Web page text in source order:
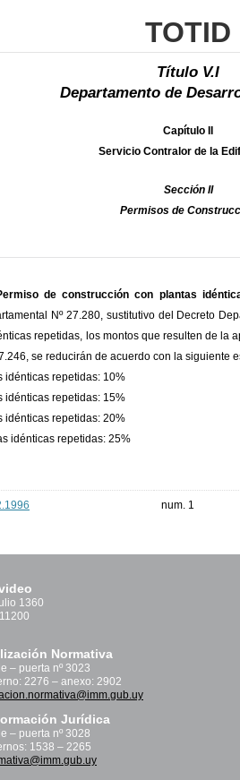
TOTID
Título V.I
Departamento de
Capítulo II
Servicio Contralor de la
Sección II
Permisos de
de construcción con plantas
Nº 27.280, sustitutivo del Decreto
repetidas, los montos que resulten de la
se reducirán de acuerdo con la siguiente
idénticas repetidas: 10%
idénticas repetidas: 15%
idénticas repetidas: 20%
idénticas repetidas: 25%
num. 1
1360
Normativa
– puerta nº 3023
2276 – anexo: 2902
Jurídica
– puerta nº 3028
1538 – 2265